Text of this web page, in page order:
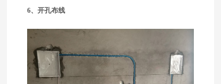
6、开孔布线